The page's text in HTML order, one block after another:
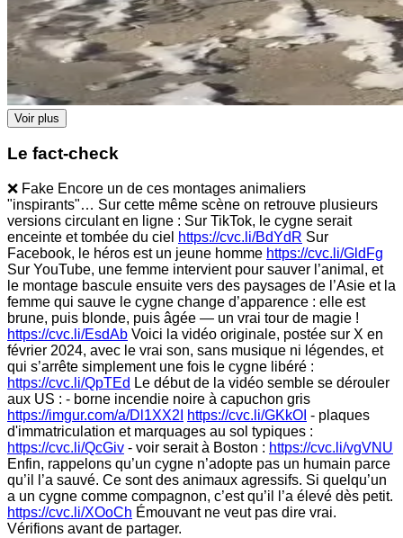
Voir plus
Le fact-check
❌ Fake Encore un de ces montages animaliers
"inspirants"… Sur cette même scène on retrouve plusieurs
versions circulant en ligne : Sur TikTok, le cygne serait
enceinte et tombée du ciel https://cvc.li/BdYdR Sur
Facebook, le héros est un jeune homme https://cvc.li/GldFg
Sur YouTube, une femme intervient pour sauver l’animal, et
le montage bascule ensuite vers des paysages de l’Asie et la
femme qui sauve le cygne change d’apparence : elle est
brune, puis blonde, puis âgée — un vrai tour de magie !
https://cvc.li/EsdAb Voici la vidéo originale, postée sur X en
février 2024, avec le vrai son, sans musique ni légendes, et
qui s’arrête simplement une fois le cygne libéré :
https://cvc.li/QpTEd Le début de la vidéo semble se dérouler
aux US : - borne incendie noire à capuchon gris
https://imgur.com/a/Dl1XX2I
https://cvc.li/GKkOI - plaques
d'immatriculation et marquages au sol typiques :
https://cvc.li/QcGiv - voir serait à Boston : https://cvc.li/vgVNU
Enfin, rappelons qu’un cygne n’adopte pas un humain parce
qu’il l’a sauvé. Ce sont des animaux agressifs. Si quelqu’un
a un cygne comme compagnon, c’est qu’il l’a élevé dès petit.
https://cvc.li/XOoCh Émouvant ne veut pas dire vrai.
Vérifions avant de partager.